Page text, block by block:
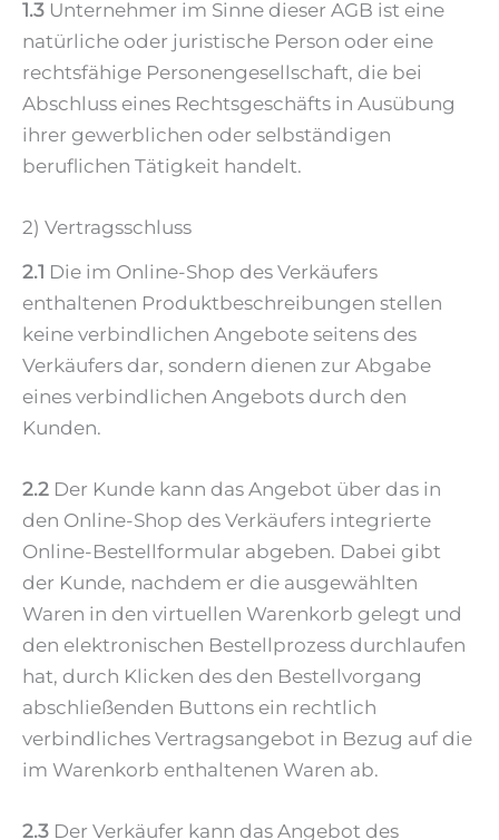
1.3 Unternehmer im Sinne dieser AGB ist eine
natürliche oder juristische Person oder eine
rechtsfähige Personengesellschaft, die bei
Abschluss eines Rechtsgeschäfts in Ausübung
ihrer gewerblichen oder selbständigen
beruflichen Tätigkeit handelt.
2) Vertragsschluss
2.1 Die im Online-Shop des Verkäufers
enthaltenen Produktbeschreibungen stellen
keine verbindlichen Angebote seitens des
Verkäufers dar, sondern dienen zur Abgabe
eines verbindlichen Angebots durch den
Kunden.
2.2 Der Kunde kann das Angebot über das in
den Online-Shop des Verkäufers integrierte
Online-Bestellformular abgeben. Dabei gibt
der Kunde, nachdem er die ausgewählten
Waren in den virtuellen Warenkorb gelegt und
den elektronischen Bestellprozess durchlaufen
hat, durch Klicken des den Bestellvorgang
abschließenden Buttons ein rechtlich
verbindliches Vertragsangebot in Bezug auf die
im Warenkorb enthaltenen Waren ab.
2.3 Der Verkäufer kann das Angebot des